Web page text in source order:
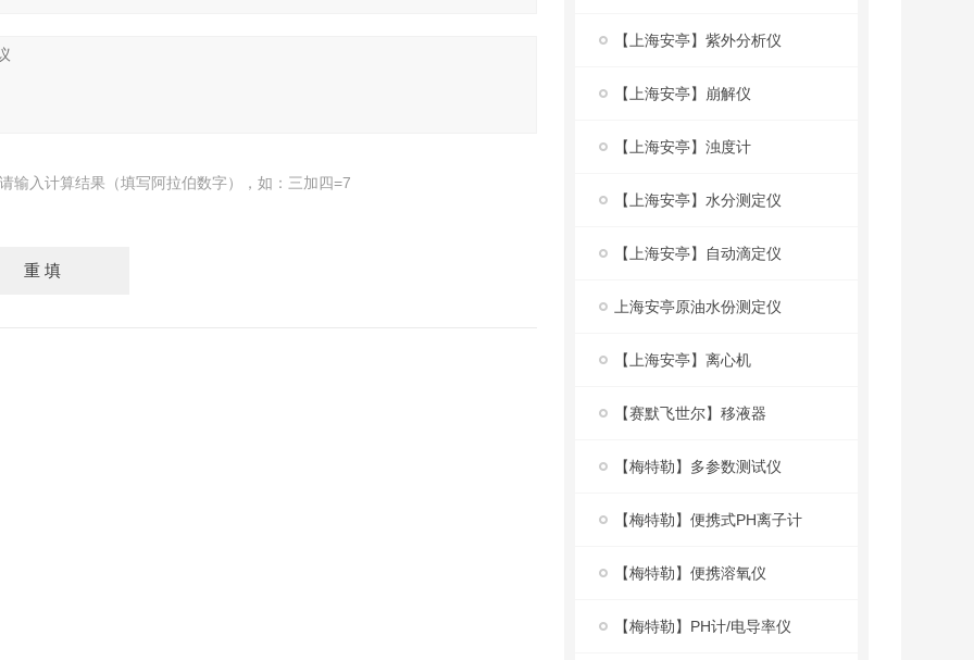
请输入计算结果（填写阿拉伯数字），如：三加四=7
【上海安亭】紫外分析仪
【上海安亭】崩解仪
【上海安亭】浊度计
【上海安亭】水分测定仪
【上海安亭】自动滴定仪
上海安亭原油水份测定仪
【上海安亭】离心机
【赛默飞世尔】移液器
【梅特勒】多参数测试仪
【梅特勒】便携式PH离子计
【梅特勒】便携溶氧仪
【梅特勒】PH计/电导率仪